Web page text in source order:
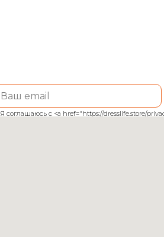
Я соглашаюсь с <a href="https://dresslife.store/